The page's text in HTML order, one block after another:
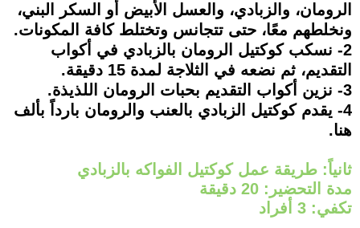
الرومان، والزبادي، والعسل الأبيض أو السكر البني،
ونخلطهم معًا، حتى تتجانس وتختلط كافة المكونات.
2- نسكب كوكتيل الرومان بالزبادي في أكواب
التقديم، ثم نضعه في الثلاجة لمدة 15 دقيقة.
3- نزين أكواب التقديم بحبات الرومان اللذيذة.
4- يقدم كوكتيل الزبادي بالعنب والرومان بارداً بألف
هنا.
ثانياً: طريقة عمل كوكتيل الفواكه بالزبادي
مدة التحضير: 20 دقيقة
تكفي: 3 أفراد